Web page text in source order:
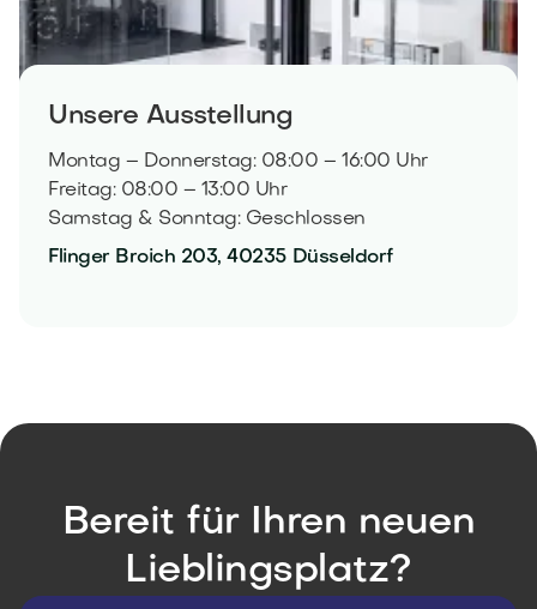
Unsere Ausstellung
Montag – Donnerstag: 08:00 – 16:00 Uhr
Freitag: 08:00 – 13:00 Uhr
Samstag & Sonntag: Geschlossen
Flinger Broich 203, 40235 Düsseldorf
Bereit für Ihren neuen
Lieblingsplatz?